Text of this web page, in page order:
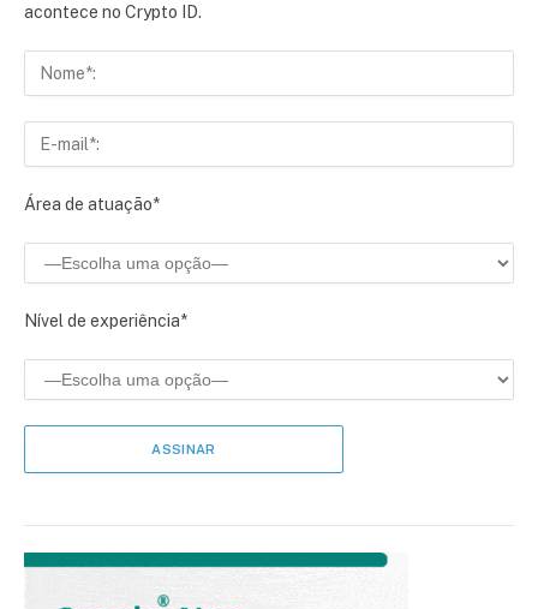
acontece no Crypto ID.
Área de atuação*
Nível de experiência*